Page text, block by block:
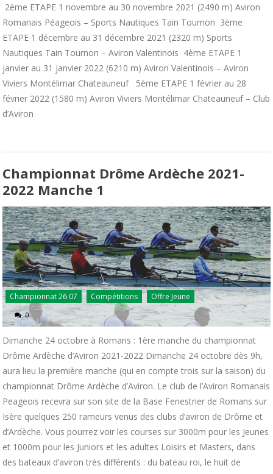
2ème ETAPE 1 novembre au 30 novembre 2021 (2490 m) Aviron
Romanais Péageois – Sports Nautiques Tain Tournon 3ème
ETAPE 1 décembre au 31 décembre 2021 (2320 m) Sports
Nautiques Tain Tournon – Aviron Valentinois 4ème ETAPE 1
janvier au 31 janvier 2022 (6210 m) Aviron Valentinois – Aviron
Viviers Montélimar Chateauneuf 5ème ETAPE 1 février au 28
février 2022 (1580 m) Aviron Viviers Montélimar Chateauneuf – Club
d’Aviron
Championnat Drôme Ardèche 2021-
2022 Manche 1
Championnat 26 07 Compétitions Offre Jeune
0
Dimanche 24 octobre à Romans : 1ère manche du championnat
Drôme Ardèche d’Aviron 2021-2022 Dimanche 24 octobre dès 9h,
aura lieu la première manche (qui en compte trois sur la saison) du
championnat Drôme Ardèche d’Aviron. Le club de l’Aviron Romanais
Peageois recevra sur son site de la Base Fenestrier de Romans sur
Isère quelques 250 rameurs venus des clubs d’aviron de Drôme et
d’Ardèche. Vous pourrez voir les courses sur 3000m pour les Jeunes
et 1000m pour les Juniors et les adultes Loisirs et Masters, dans
des bateaux d’aviron très différents : du bateau roi, le huit de